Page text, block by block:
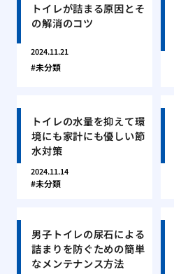
トイレが詰まる原因とそ
の解消のコツ
2024.11.21
未分類
トイレの水量を抑えて環
境にも家計にも優しい節
水対策
2024.11.14
未分類
男子トイレの尿石による
詰まりを防ぐための簡単
なメンテナンス方法